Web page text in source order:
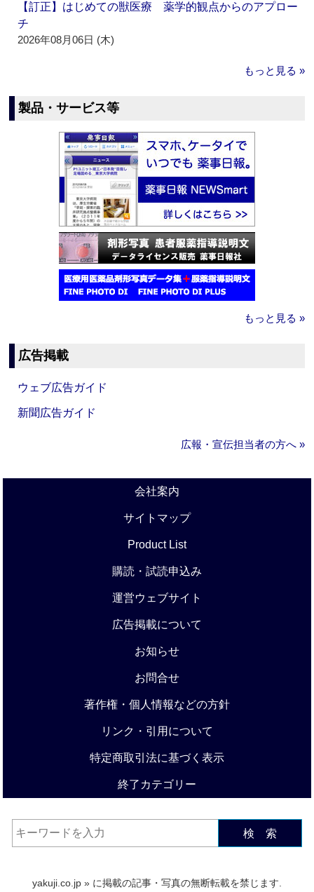
【訂正】はじめての獣医療 薬学的観点からのアプロー
チ
2026年08月06日 (木)
もっと見る »
製品・サービス等
もっと見る »
広告掲載
ウェブ広告ガイド
新聞広告ガイド
広報・宣伝担当者の方へ »
会社案内
サイトマップ
Product List
購読・試読申込み
運営ウェブサイト
広告掲載について
お知らせ
お問合せ
著作権・個人情報などの方針
リンク・引用について
特定商取引法に基づく表示
終了カテゴリー
検 索
yakuji.co.jp » に掲載の記事・写真の無断転載を禁じます.